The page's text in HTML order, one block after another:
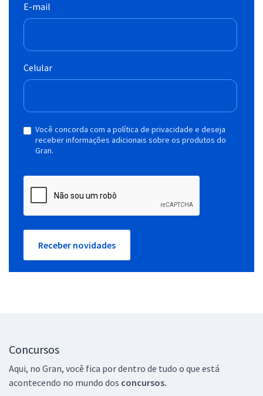
E-mail
Celular
Você concorda com a política de privacidade e deseja
receber informações adicionais sobre os produtos do
Gran.
Receber novidades
Concursos
Aqui, no Gran, você fica por dentro de tudo o que está
acontecendo no mundo dos concursos.